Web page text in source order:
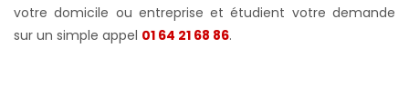
votre domicile ou entreprise et étudient votre demande
sur un simple appel 01 64 21 68 86.